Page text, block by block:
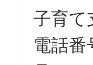
子育て
電話